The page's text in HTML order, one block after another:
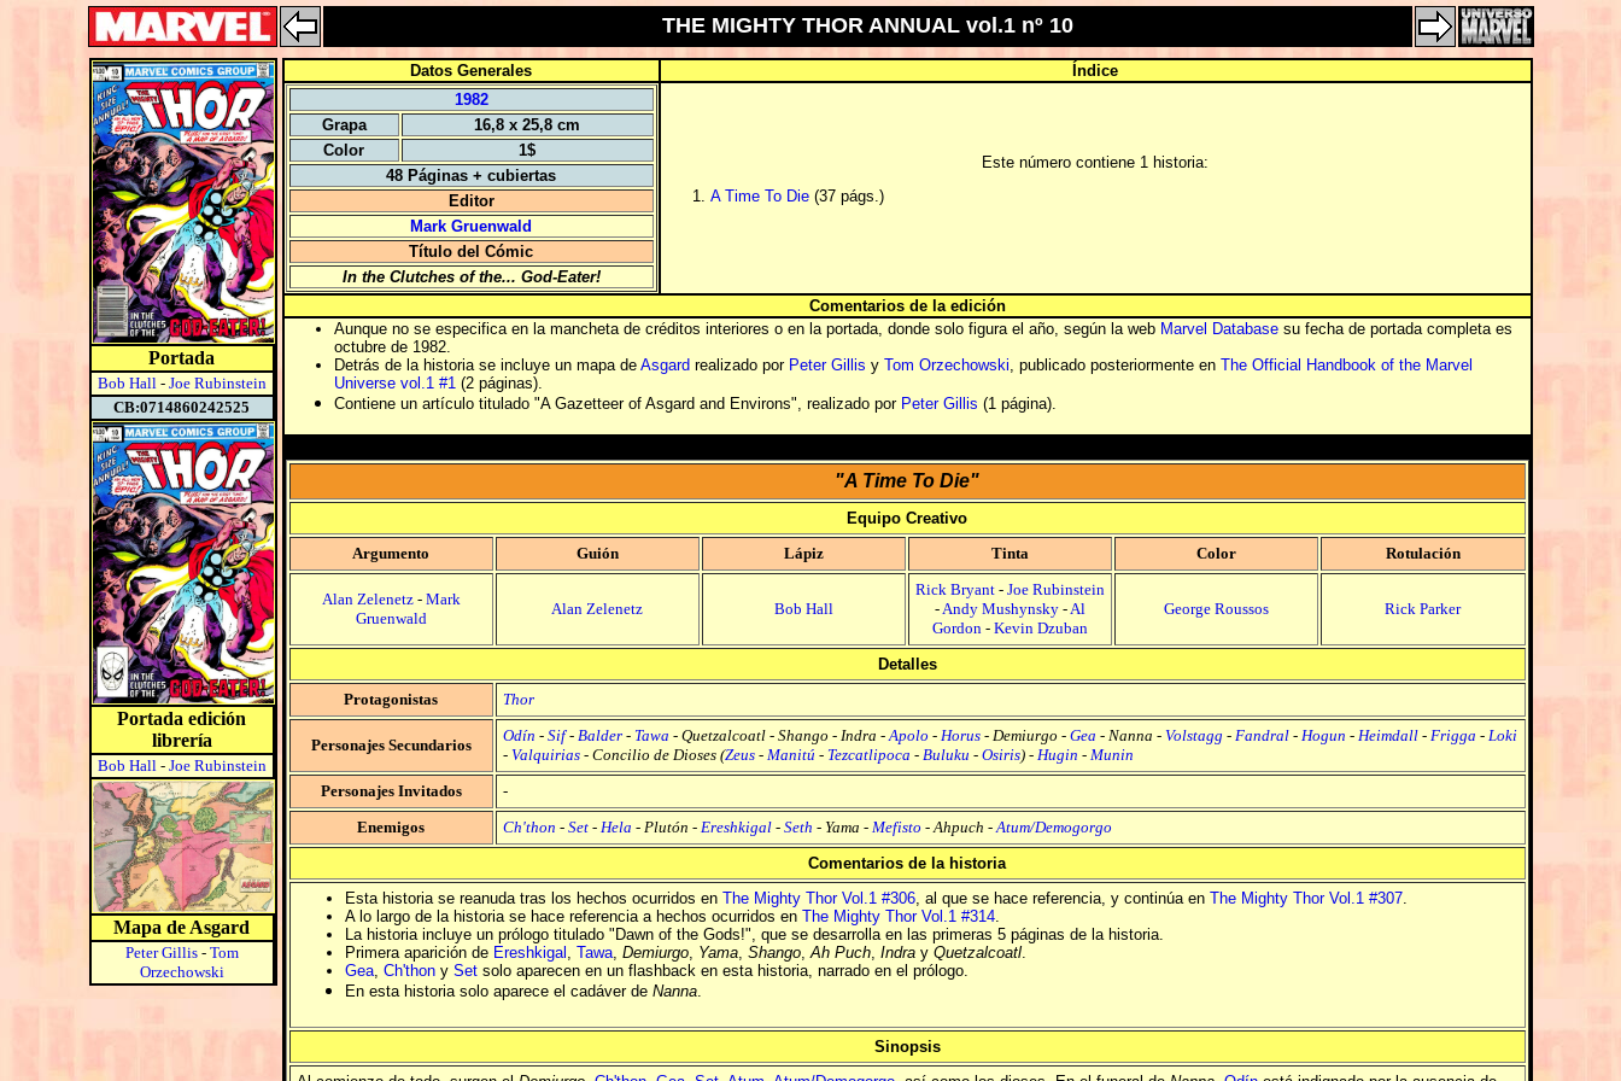
THE MIGHTY THOR ANNUAL vol.1 nº 10
Portada
Bob Hall- Joe Rubinstein
CB:0714860242525
Portada edición
librería
Bob Hall- Joe Rubinstein
Mapa de Asgard
Peter Gillis- Tom
Orzechowski
Datos Generales
Índice
1982
Grapa
16,8 x 25,8 cm
Color
1$
48 Páginas + cubiertas
Editor
Mark Gruenwald
Título del Cómic
In the Clutches of the... God-Eater!
Este número contiene 1 historia:
A Time To Die(37 págs.)
Comentarios de la edición
Aunque no se especifica en la mancheta de créditos interiores o en la portada, donde solo figura el año, según la web Marvel Databasesu fecha de portada completa es
octubre de 1982.
Detrás de la historia se incluye un mapa de Asgard realizado por Peter Gillis y Tom Orzechowski, publicado posteriormente en The Official Handbook of the Marvel
Universe vol.1 #1(2 páginas).
Contiene un artículo titulado "A Gazetteer of Asgard and Environs", realizado por Peter Gillis (1 página).
"A Time To Die"
Equipo Creativo
Argumento
Guión Lápiz Tinta Color Rotulación
Alan Zelenetz- Mark
Gruenwald
Alan Zelenetz Bob Hall
Rick Bryant- Joe Rubinstein
-Andy Mushynsky-Al
Gordon- Kevin Dzuban
George Roussos Rick Parker
Detalles
Protagonistas
Thor
Personajes Secundarios
Odín - Sif- Balder- Tawa - Quetzalcoatl- Shango - Indra -Apolo - Horus- Demiurgo - Gea - Nanna - Volstagg - Fandral- Hogun - Heimdall- Frigga - Loki
- Valquirias- Concilio de Dioses(Zeus- Manitú - Tezcatlipoca - Buluku - Osiris) - Hugin - Munin
Personajes Invitados
-
Enemigos
Ch'thon - Set- Hela - Plutón - Ereshkigal- Seth - Yama - Mefisto -Ahpuch -Atum/Demogorgo
Comentarios de la historia
Esta historia se reanuda tras los hechos ocurridos en The Mighty Thor Vol.1 #306, al que se hace referencia, y continúa en The Mighty Thor Vol.1 #307.
A lo largo de la historia se hace referencia a hechos ocurridos en The Mighty Thor Vol.1 #314.
La historia incluye un prólogo titulado "Dawn of the Gods!", que se desarrolla en las primeras 5 páginas de la historia.
Primera aparición de Ereshkigal , Tawa, Demiurgo, Yama, Shango,Ah Puch, Indray Quetzalcoatl.
Gea, Ch'thony Setsolo aparecen en un flashback en esta historia, narrado en el prólogo.
En esta historia solo aparece el cadáver de Nanna.
Sinopsis